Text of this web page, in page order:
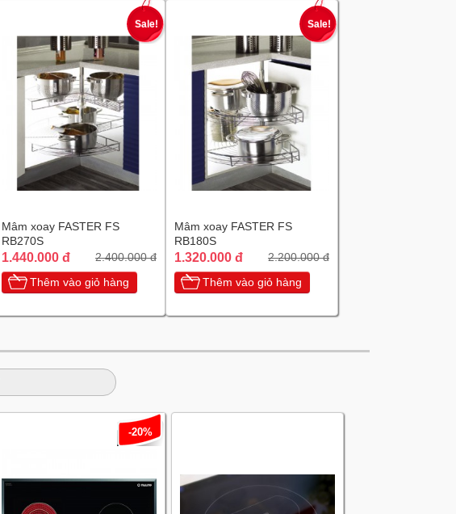
Sale!
Mâm xoay FASTER FS
RB270S
1.440.000 đ 2.400.000 đ
Thêm vào giỏ hàng
Sale!
Mâm xoay FASTER FS
RB180S
1.320.000 đ 2.200.000 đ
Thêm vào giỏ hàng
-20%